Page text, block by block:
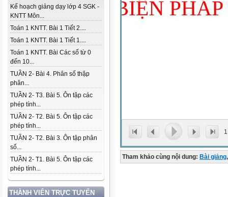
Kế hoạch giảng dạy lớp 4 SGK -
KNTT Môn...
Toán 1 KNTT. Bài 1 Tiết 2....
Toán 1 KNTT. Bài 1 Tiết 1....
Toán 1 KNTT. Bài Các số từ 0
đến 10...
TUẦN 2- Bài 4. Phân số thập
phân...
TUẦN 2- T3. Bài 5. Ôn tập các
phép tính...
TUẦN 2- T2. Bài 5. Ôn tập các
phép tính...
TUẦN 2- T2. Bài 3. Ôn tập phân
số...
TUẦN 2- T1. Bài 5. Ôn tập các
phép tính...
THÀNH VIÊN TRỰC TUYẾN
1
Tham khảo cùng nội dung: Bài giảng,